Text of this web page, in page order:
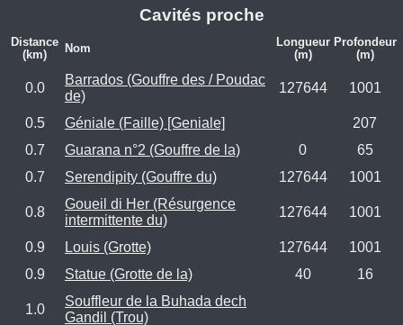
Cavités proche
Distance
(km)
Nom
Longueur
(m)
Profondeur
(m)
0.0
Barrados (Gouffre des / Poudac
de)
127644 1001
0.5 Géniale (Faille) [Geniale]
207
0.7
Guarana n°2 (Gouffre de la) 0
65
0.7
Serendipity (Gouffre du) 127644 1001
0.8
Goueil di Her (Résurgence
intermittente du)
127644 1001
0.9 Louis (Grotte) 127644
1001
0.9
Statue (Grotte de la) 40 16
1.0
Souffleur de la Buhada dech
Gandil (Trou)